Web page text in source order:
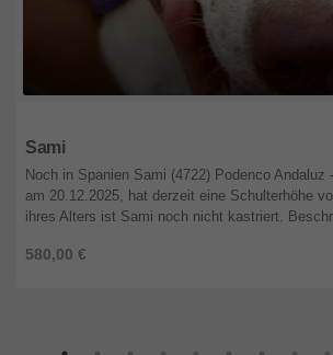
Sami
580,00 €
Noch in Spanien Sami (4722) Podenco Andaluz
am 20.12.2025, hat derzeit eine Schulterhöhe
ihres Alters ist Sami noch nicht kastriert.